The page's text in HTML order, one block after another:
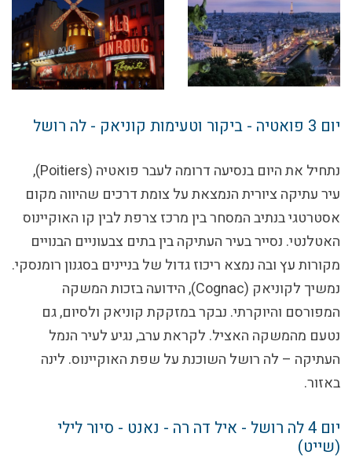
יום 3 פואטיה - ביקור וטעימות קוניאק - לה רושל
נתחיל את היום בנסיעה דרומה לעבר פואטיה (Poitiers),
עיר עתיקה ציורית הנמצאת על צומת דרכים שהיווה מקום
אסטרטגי בנתיב המסחר בין מרכז צרפת לבין קו האוקיינוס
האטלנטי. נסייר בעיר העתיקה בין בתים צבעוניים הבנויים
מקורות עץ ובה נמצא ריכוז גדול של בניינים בסגנון רומנסקי.
נמשיך לקוניאק (Cognac), הידועה בזכות המשקה
המפורסם והיוקרתי. נבקר במזקקת קוניאק ולסיום, גם
נטעם מהמשקה האציל. לקראת ערב, נגיע לעיר הנמל
העתיקה – לה רושל השוכנת על שפת האוקיינוס. לינה
באזור.
יום 4
לה רושל - איל דה רה - נאנט - סיור לילי
(שייט)